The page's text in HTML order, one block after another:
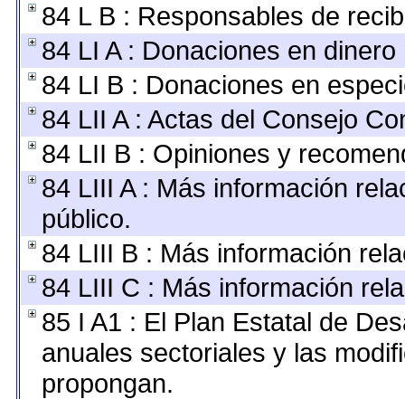
84 L B : Responsables de
84 LI A : Donaciones en
84 LI B : Donaciones en
84 LII A : Actas del Consejo
84 LII B : Opiniones y
84 LIII A : Más información
público.
84 LIII B : Más información
84 LIII C : Más información
85 I A1 : El Plan Estatal de
anuales sectoriales y las
propongan.